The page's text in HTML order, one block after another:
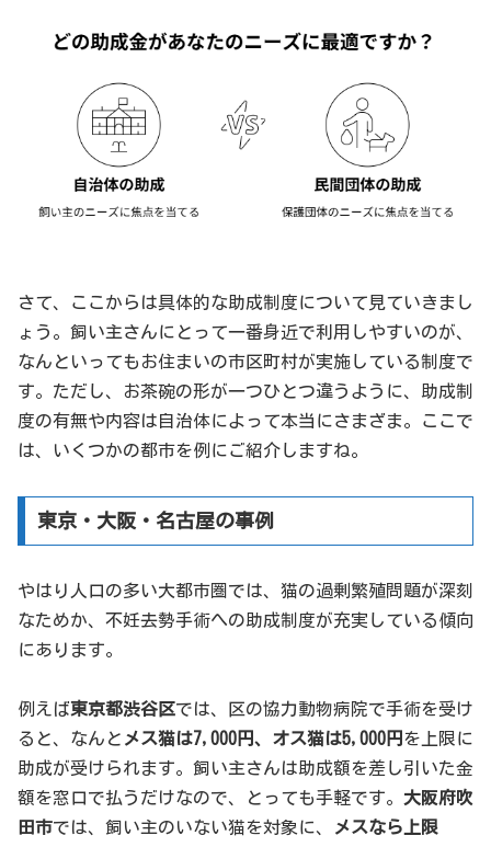
さて、ここからは具体的な助成制度について見ていきまし
ょう。飼い主さんにとって一番身近で利用しやすいのが、
なんといってもお住まいの市区町村が実施している制度で
す。ただし、お茶碗の形が一つひとつ違うように、助成制
度の有無や内容は自治体によって本当にさまざま。ここで
は、いくつかの都市を例にご紹介しますね。
東京・大阪・名古屋の事例
やはり人口の多い大都市圏では、猫の過剰繁殖問題が深刻
なためか、不妊去勢手術への助成制度が充実している傾向
にあります。
例えば東京都渋谷区では、区の協力動物病院で手術を受け
ると、なんと メス猫は7,000円、オス猫は5,000円 を上限に
助成が受けられます。飼い主さんは助成額を差し引いた金
額を窓口で払うだけなので、とっても手軽です。 大阪府吹
田市では、飼い主のいない猫を対象に、
メスなら上限